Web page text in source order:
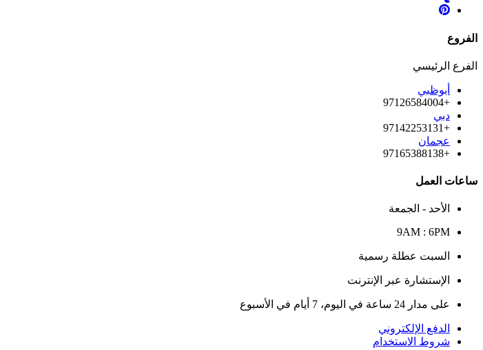
الفروع
الفرع الرئيسي
أبوظبي
+97126584004
دبي
+97142253131
عجمان
+97165388138
ساعات العمل
الأحد - الجمعة
9AM : 6PM
السبت عطلة رسمية
الإستشارة عبر الإنترنت
على مدار 24 ساعة في اليوم، 7 أيام في الأسبوع
الدفع الإلكتروني
شروط الاستخدام